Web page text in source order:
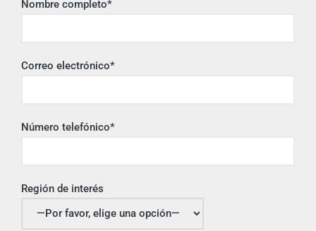
Nombre completo*
Correo electrónico*
Número telefónico*
Región de interés